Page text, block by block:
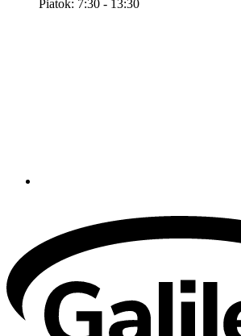
Piatok: 7:30 - 13:30